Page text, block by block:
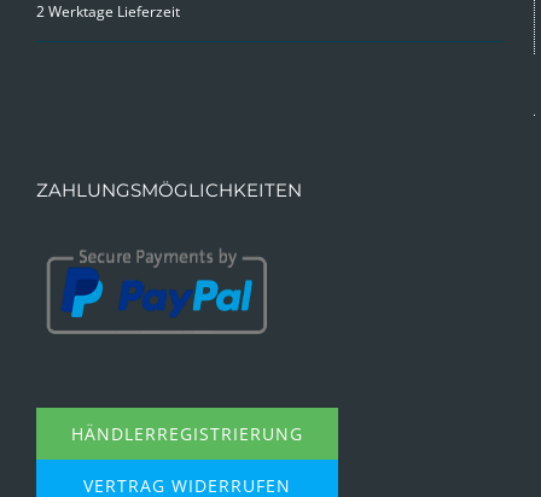
2 Werktage Lieferzeit
ZAHLUNGSMÖGLICHKEITEN
HÄNDLERREGISTRIERUNG
VERTRAG WIDERRUFEN